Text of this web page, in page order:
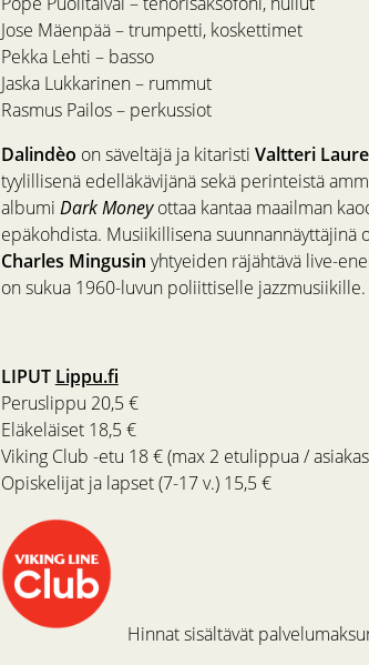
Jose Mäenpää – trumpetti, koskettimet
Pekka Lehti – basso
Jaska Lukkarinen – rummut
Rasmus Pailos – perkussiot
Dalindèo on säveltäjä ja kitaristi Valtteri
tyylillisenä edelläkävijänä sekä perinteistä
albumi Dark Moneyottaa kantaa maailman
epäkohdista. Musiikillisena suunnannäyttäjinä
Charles Mingusin yhtyeiden räjähtävä live-
on sukua 1960-luvun poliittiselle jazzmusiikille.
LIPUT Lippu.fi
Peruslippu 20,5 €
Eläkeläiset 18,5 €
Viking Club -etu 18 € (max 2 etulippua /
Opiskelijat ja lapset (7-17 v.) 15,5 €
Hinnat sisältävät